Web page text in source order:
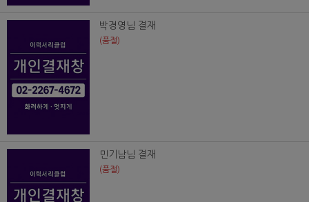
박경영님 결재
(품절)
민기남님 결재
(품절)